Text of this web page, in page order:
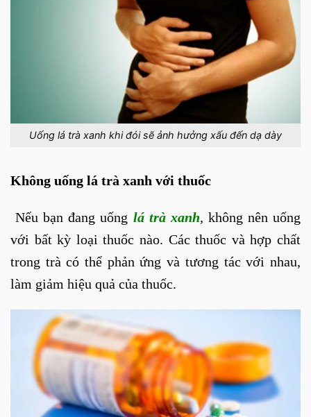
Uống lá trà xanh khi đói sẽ ảnh hưởng xấu đến dạ dày
Không uống lá trà xanh với thuốc
Nếu bạn đang uống lá trà xanh, không nên uống
với bất kỳ loại thuốc nào. Các thuốc và hợp chất
trong trà có thể phản ứng và tương tác với nhau,
làm giảm hiệu quả của thuốc.